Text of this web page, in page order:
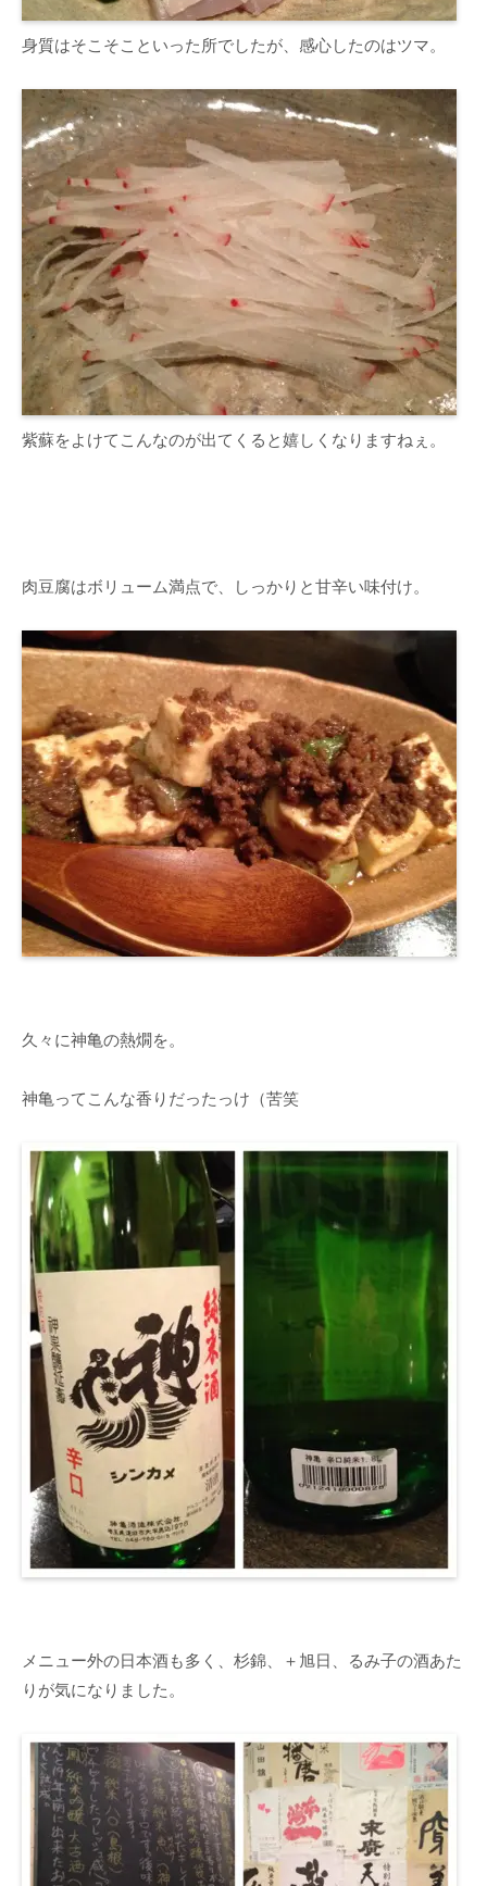
身質はそこそこといった所でしたが、感心したのはツマ。
紫蘇をよけてこんなのが出てくると嬉しくなりますねぇ。
肉豆腐はボリューム満点で、しっかりと甘辛い味付け。
久々に神亀の熱燗を。
神亀ってこんな香りだったっけ（苦笑
メニュー外の日本酒も多く、杉錦、＋旭日、るみ子の酒あた
りが気になりました。